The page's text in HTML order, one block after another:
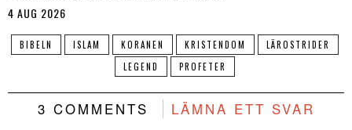
4 AUG 2026
BIBELN ISLAM KORANEN KRISTENDOM
LÄROSTRIDER
LEGEND
PROFETER
3 COMMENTS LÄMNA ETT SVAR